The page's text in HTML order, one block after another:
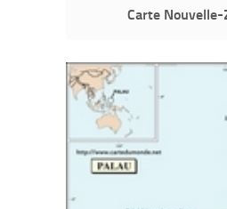
Carte Nouvelle-